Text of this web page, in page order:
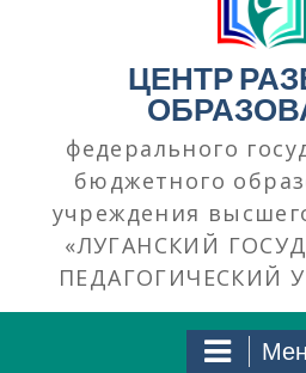
ЦЕНТР
федерального
бюджетного
учреждения
«ЛУГАНСКИЙ
ПЕДАГОГИЧЕСКИЙ